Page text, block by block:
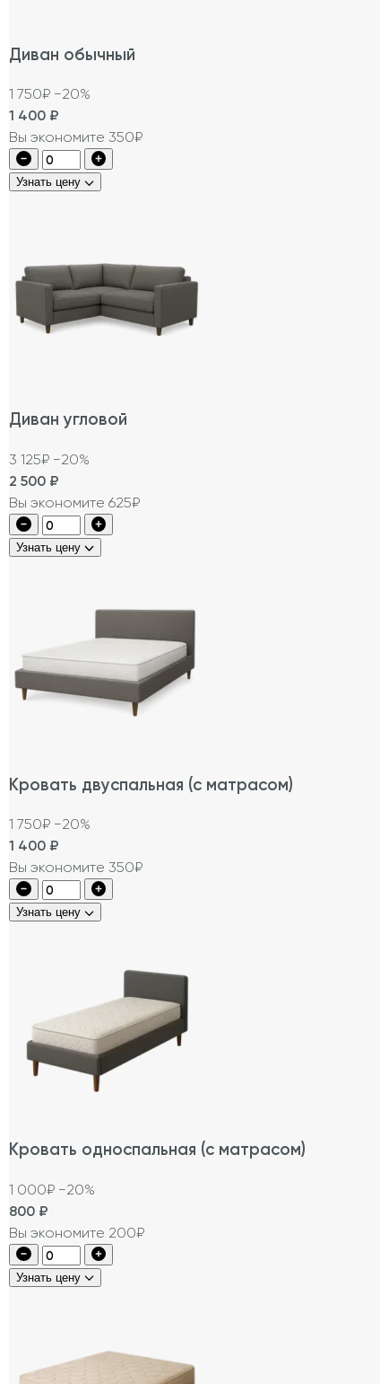
Диван обычный
1 750₽ −20%
1 400 ₽
Вы экономите 350₽
Узнать цену
Диван угловой
3 125₽ −20%
2 500 ₽
Вы экономите 625₽
Узнать цену
Кровать двуспальная (с матрасом)
1 750₽ −20%
1 400 ₽
Вы экономите 350₽
Узнать цену
Кровать односпальная (с матрасом)
1 000₽ −20%
800 ₽
Вы экономите 200₽
Узнать цену